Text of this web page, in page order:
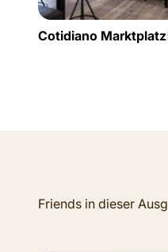
Cotidiano Marktplatz